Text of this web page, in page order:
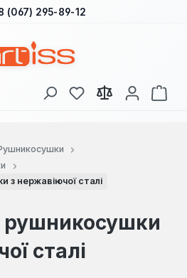
вмісту
(067) 295-89-12
У вас є 0 у списку
з нержавіючої сталі
рушникосушки
сталі